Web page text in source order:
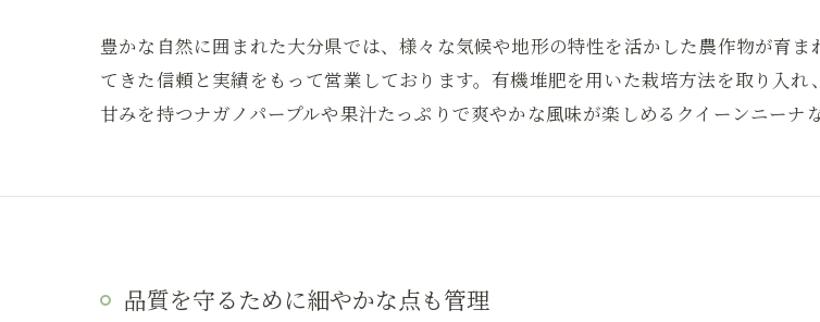
豊かな自然に囲まれた大分県では、様々な気候や地形の特性を活かした農作物が育
てきた信頼と実績をもって営業しております。有機堆肥を用いた栽培方法を取り入
甘みを持つナガノパープルや果汁たっぷりで爽やかな風味が楽しめるクイーンニーナ
品質を守るために細やかな点も管理